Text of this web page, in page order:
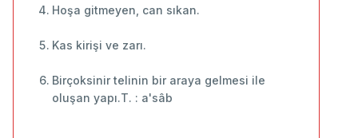
Hoşa gitmeyen, can sıkan.
Kas kirişi ve zarı.
Birçoksinir telinin bir araya gelmesi ile
oluşan yapı.T. : a'sâb